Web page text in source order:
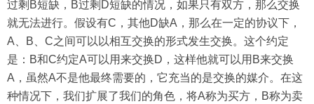
过剩B短缺，B过剩D短缺的情况，如果只有双方，那么交换
就无法进行。假设有C，其他D缺A，那么在一定的协议下，
A、B、C之间可以以相互交换的形式发生交换。这个约定
是：B和C约定A可以用来交换D，这样他就可以用B来交换
A，虽然A不是他最终需要的，它充当的是交换的媒介。在这
种情况下，我们扩展了我们的角色，将A称为买方，B称为卖